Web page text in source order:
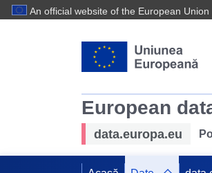
An official website of the European Union
European
data.europa.eu